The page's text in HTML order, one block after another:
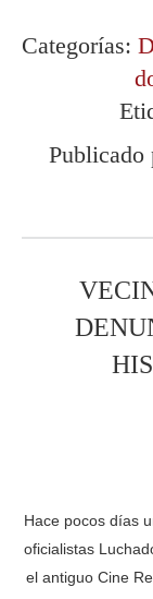
Categorías:
Publicado
Hace pocos días
oficialistas
el antiguo Cine